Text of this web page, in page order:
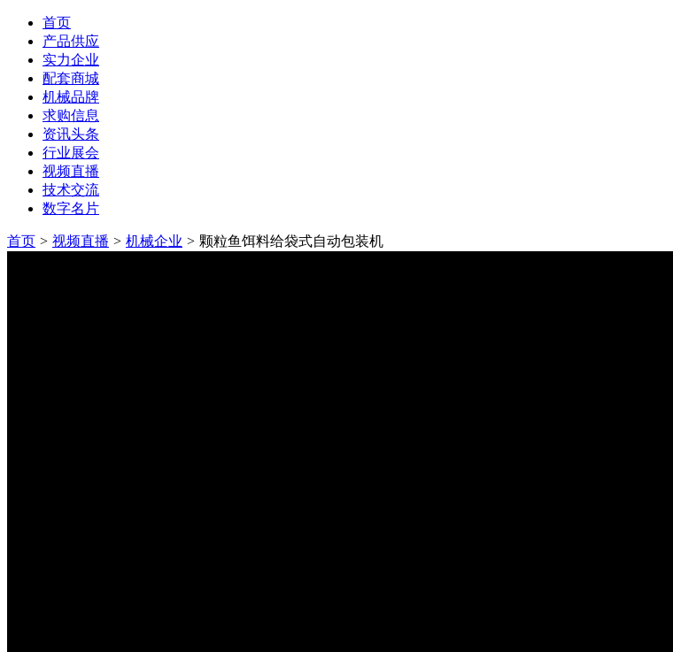
首页
产品供应
实力企业
配套商城
机械品牌
求购信息
资讯头条
行业展会
视频直播
技术交流
数字名片
首页 > 视频直播 > 机械企业 > 颗粒鱼饵料给袋式自动包装机